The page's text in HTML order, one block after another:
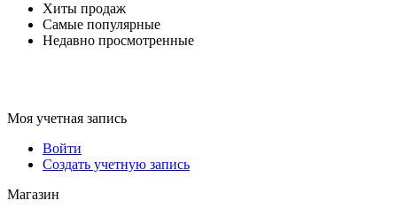
Хиты продаж
Самые популярные
Недавно просмотренные
Моя учетная запись
Войти
Создать учетную запись
Магазин